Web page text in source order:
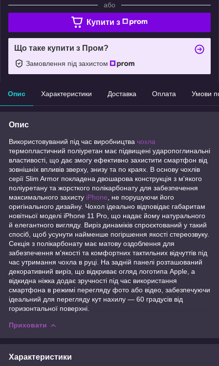
або
Купити з
Що таке купити з Пром?
Замовлення під захистом
Опис Характеристики Доставка Оплата Умови
Опис
Використовуваний під час виробництва чохла
термопластичний поліуретан має підвищені ударопоглинальні
властивості, що дає змогу ефективно захистити смартфон від
зовнішніх впливів зверху, знизу та по краях. В основу чохлів
серії Slim Armor покладена двошарова конструкція з м'якого
поліуретану та жорсткого полікарбонату для забезпечення
максимального захисту iPhone , не порушуючи його
оригінального дизайну. Чохол ідеально відповідає габаритам
новітньої моделі iPhone 11 Pro, що надає йому натурального
й елегантного вигляду. Виріз динаміків спроєктований у такий
спосіб, щоб усунути найменше погіршення якості стереозвуку.
Секція з полікарбонату має матову оздоблення для
забезпечення м'якості та комфортних тактильних відчуттів під
час утримання чохла в руці. На задній панелі розташований
декоративний виріз, що відкриває огляд логотипа Apple, а
відкидна ніжка додає зручності під час використання
смартфона в режимі перегляду фото або відео, забезпечуючи
ідеальний для перегляду кут нахилу — 60 градусів від
горизонтальної поверхні.
Приховати
Характеристики